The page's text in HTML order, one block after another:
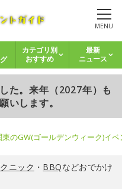
MENU
カテゴリ別
おすすめ
最新
ニュース
た。来年（2027年）も
いします。
東のGW(ゴールデンウィーク)イ
ニック ・ BBQなどおでかけ